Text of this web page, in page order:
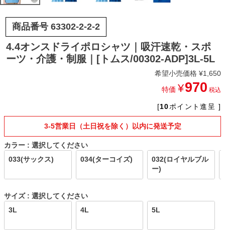
商品番号 63302-2-2-2
4.4オンスドライポロシャツ｜吸汗速乾・スポ
ーツ・介護・制服｜[トムス/00302-ADP]3L-5L
希望小売価格 ¥1,650
特価 ¥970 税込
[10ポイント進呈 ]
3-5営業日（土日祝を除く）以内に発送予定
カラー
選択してください
033(サックス)
034(ターコイズ)
032(ロイヤルブル
ー)
サイズ
選択してください
3L
4L 5L